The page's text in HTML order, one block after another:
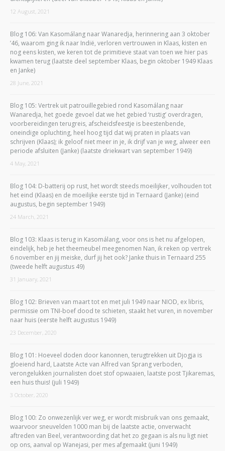
12 August, 2021
Blog 106: Van Kasomálang naar Wanaredja, herinnering aan 3 oktober
’46, waarom ging ik naar Indië, verloren vertrouwen in Klaas, kisten en
nog eens kisten, we keren tot de primitieve staat van toen we hier pas
kwamen terug (laatste deel september Klaas, begin oktober 1949 Klaas
en Janke)
28 June, 2021
Blog 105: Vertrek uit patrouillegebied rond Kasomálang naar
Wanaredja, het goede gevoel dat we het gebied ‘rustig’ overdragen,
voorbereidingen terugreis, afscheidsfeestje is beestenbende,
oneindige opluchting, heel hoog tijd dat wij praten in plaats van
schrijven (Klaas); ik geloof niet meer in je, ik drijf van je weg, alweer een
periode afsluiten (Janke) (laatste driekwart van september 1949)
4 May, 2021
Blog 104: D-batterij op rust, het wordt steeds moeilijker, volhouden tot
het eind (Klaas) en de moeilijke eerste tijd in Ternaard (Janke) (eind
augustus, begin september 1949)
24 March, 2021
Blog 103: Klaas is terug in Kasomálang, voor ons is het nu afgelopen,
eindelijk, heb je het theemeubel meegenomen Nan, ik reken op vertrek
6 november en jij meiske, durf jij het ook? Janke thuis in Ternaard 255
(tweede helft augustus 49)
31 January, 2021
Blog 102: Brieven van maart tot en met juli 1949 naar NIOD, ex libris,
permissie om TNI-boef dood te schieten, staakt het vuren, in november
naar huis (eerste helft augustus 1949)
23 December, 2020
Blog 101: Hoeveel doden door kanonnen, terugtrekken uit Djogja is
gloeiend hard, Laatste Acte van Alfred van Sprang verboden,
verongelukken journalisten doet stof opwaaien, laatste post Tjikaremas,
een huis thuis! (juli 1949)
3 October, 2020
Blog 100: Zo onwezenlijk ver weg, er wordt misbruik van ons gemaakt,
waarvoor sneuvelden 1000 man bij de laatste actie, onverwacht
aftreden van Beel, verantwoording dat het zo gegaan is als nu ligt niet
op ons, aanval op Wanejasi, per mes afgemaakt (juni 1949)